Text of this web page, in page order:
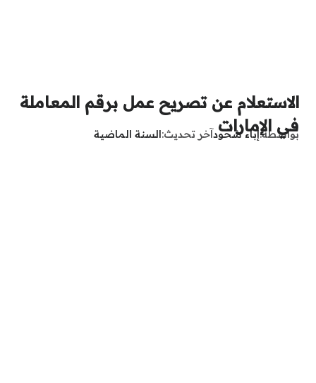
الاستعلام عن تصريح عمل برقم المعاملة
في الإمارات
بواسطة إباء شحودآخر تحديث السنة الماضية